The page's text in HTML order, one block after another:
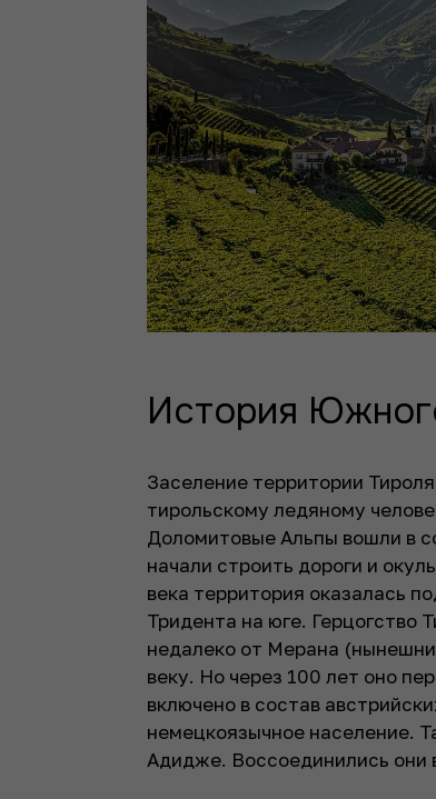
История
Заселение территории
тирольскому ледяному
Доломитовые Альпы вошли в
начали строить дороги и
века территория оказалась
Тридента на юге. Герцогство
недалеко от Мерана
веку. Но через 100 лет оно
включено в состав
немецкоязычное население.
Адидже. Воссоединились они